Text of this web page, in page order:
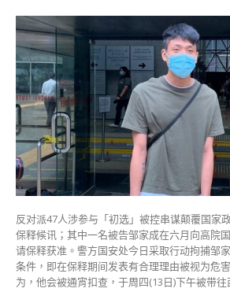
家
成
再
被
捕
涉
保
期
间
发
表
危
害
国
安
言
论〉
反对派47人涉参与「初选」被控串谋颠覆国家
保释候讯；其中一名被告邹家成在六月向高院
请保释获准。警方国安处今日采取行动拘捕邹
条件，即在保释期间发表有合理理由被视为危
为，他会被通宵扣查，于周四(13日)下午被带